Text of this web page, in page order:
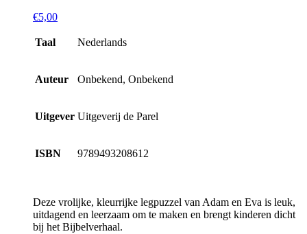
€5,00
Taal Nederlands
Auteur Onbekend, Onbekend
Uitgever Uitgeverij de Parel
ISBN 9789493208612
Deze vrolijke, kleurrijke legpuzzel van Adam en Eva is leuk,
uitdagend en leerzaam om te maken en brengt kinderen dicht
bij het Bijbelverhaal.